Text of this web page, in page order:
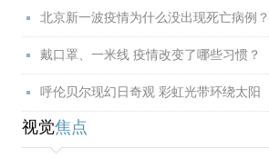
北京新一波疫情为什么没出现死亡病例？
戴口罩、一米线 疫情改变了哪些习惯？
呼伦贝尔现幻日奇观 彩虹光带环绕太阳
视觉焦点